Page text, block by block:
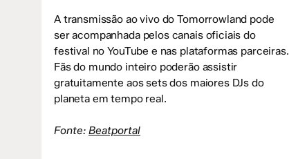
A transmissão ao vivo do Tomorrowland pode
ser acompanhada pelos canais oficiais do
festival no YouTube e nas plataformas parceiras.
Fãs do mundo inteiro poderão assistir
gratuitamente aos sets dos maiores DJs do
planeta em tempo real.
Fonte: Beatportal